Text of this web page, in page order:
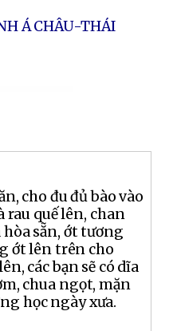
Á CHÂU-THÁI
cho đu đủ bào vào
rau quế lên, chan
hòa sẵn, ớt tương
ớt lên trên cho
các bạn sẽ có dĩa
chua ngọt, mặn
học ngày xưa.